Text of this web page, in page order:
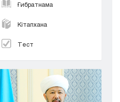
Ғибратнама
Кітапхана
Тест